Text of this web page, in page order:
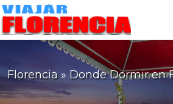
VIAJAR
FLORENCIA
Florencia » Donde Dormir en